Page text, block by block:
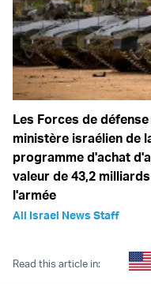
Les Forces de
ministère israélien de
programme d'achat
valeur de 43,2
l'armée
All Israel News Staff
Read this article in: